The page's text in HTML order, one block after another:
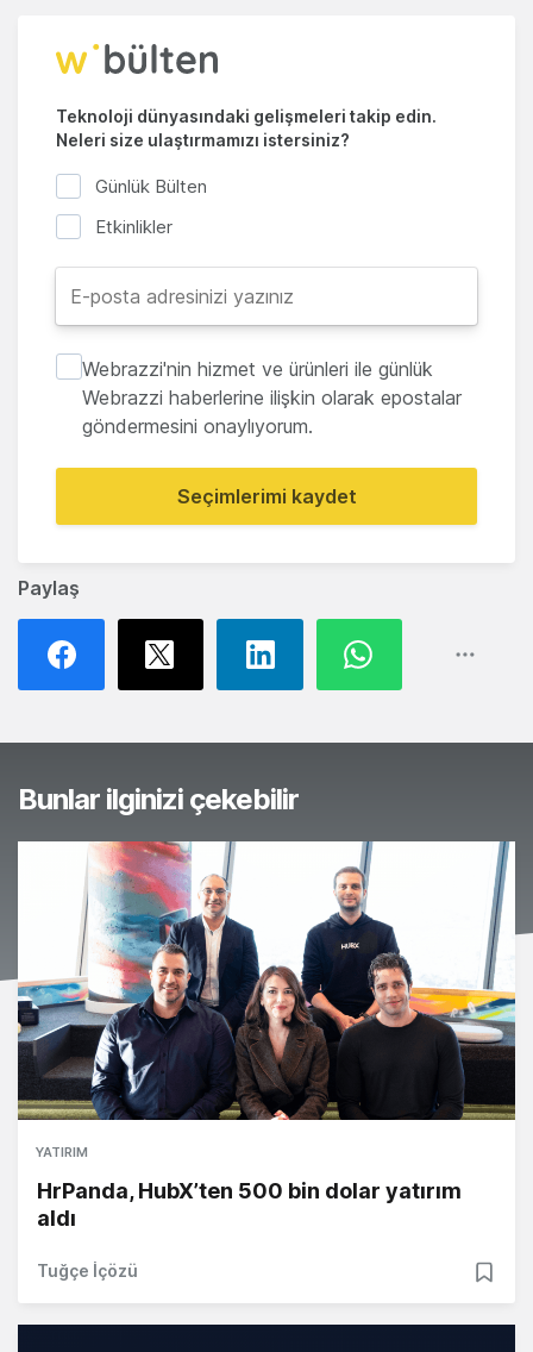
Paylaş
Teknoloji dünyasındaki gelişmeleri takip edin.
Neleri size ulaştırmamızı istersiniz?
Günlük Bülten
Etkinlikler
Webrazzi'nin hizmet ve ürünleri ile günlük
Webrazzi haberlerine ilişkin olarak epostalar
göndermesini onaylıyorum.
Seçimlerimi kaydet
Bunlar ilginizi çekebilir
YATIRIM
HrPanda, HubX’ten 500 bin dolar yatırım
aldı
Tuğçe İçözü